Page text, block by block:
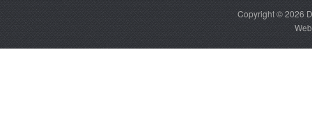
Copyright © 2026